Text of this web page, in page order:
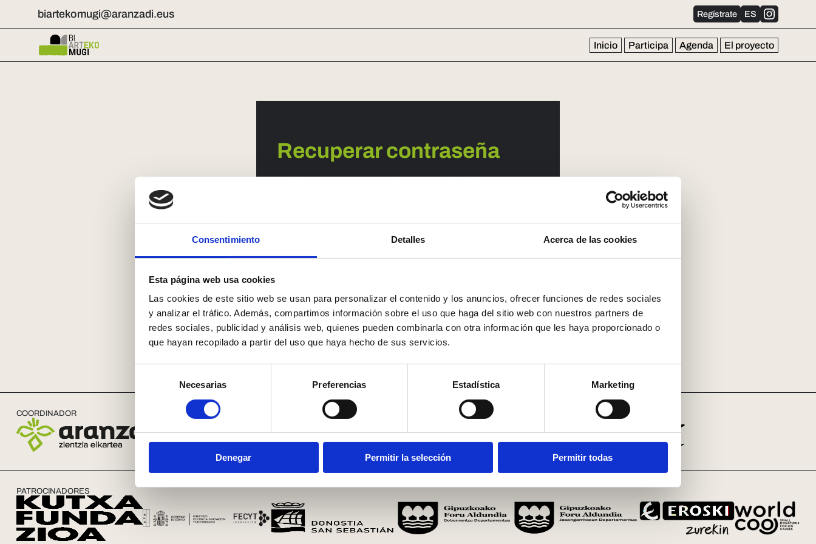
Consentimiento Detalles Acerca de las cookies
Esta página web usa cookies
Las cookies de este sitio web se usan para personalizar el contenido y los anuncios, ofrecer funciones de redes sociales
y analizar el tráfico. Además, compartimos información sobre el uso que haga del sitio web con nuestros partners de
redes sociales, publicidad y análisis web, quienes pueden combinarla con otra información que les haya proporcionado o
que hayan recopilado a partir del uso que haya hecho de sus servicios.
consentimiento
Necesarias Preferencias Estadística Marketing
Denegar Permitir la selección Permitir todas
Inicio Participa Agenda El proyecto
biartekomugi@aranzadi.eus Regístrate ES
Recuperar contraseña
COORDINADOR ALIADOS
PATROCINADORES